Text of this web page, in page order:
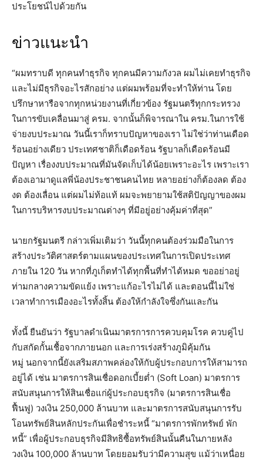
ประโยชน์ไปด้วยกัน
ข่าวแนะนำ
“ผมทราบดี ทุกคนทำธุรกิจ ทุกคนมีความกังวล ผมไม่เคยทำธุรกิจ
และไม่มีธุรกิจอะไรสักอย่าง แต่ผมพร้อมที่จะทำให้ท่าน โดย
ปรึกษาหารือจากทุกหน่วยงานที่เกี่ยวข้อง รัฐมนตรีทุกกระทรวง
ในการขับเคลื่อนมาสู่ ครม. จากนั้นก็พิจารณาใน ครม.ในการใช้
จ่ายงบประมาณ วันนี้เราก็ทราบปัญหาของเรา ไม่ใช่ว่าท่านเดือด
ร้อนอย่างเดียว ประเทศชาติก็เดือดร้อน รัฐบาลก็เดือดร้อนมี
ปัญหา เรื่องงบประมาณที่มันจัดเก็บได้น้อยเพราะอะไร เพราะเรา
ต้องเอามาดูแลพี่น้องประชาชนคนไทย หลายอย่างก็ต้องลด ต้อง
งด ต้องเลื่อน แต่ผมไม่ท้อแท้ ผมจะพยายามใช้สติปัญญาของผม
ในการบริหารงบประมาณต่างๆ ที่มีอยู่อย่างคุ้มค่าที่สุด”
นายกรัฐมนตรี กล่าวเพิ่มเติมว่า วันนี้ทุกคนต้องร่วมมือในการ
สร้างประวัติศาสตร์ตามแผนของประเทศในการเปิดประเทศ
ภายใน 120 วัน หากที่ภูเก็ตทำได้ทุกพื้นที่ทำได้หมด ขออย่าอยู่
ท่ามกลางความขัดแย้ง เพราะแก้อะไรไม่ได้ และตอนนี้ไม่ใช่
เวลาทำการเมืองอะไรทั้งสิ้น ต้องให้กำลังใจซึ่งกันและกัน
ทั้งนี้ ยืนยันว่า รัฐบาลดำเนินมาตรการการควบคุมโรค ควบคู่ไป
กับสกัดกั้นเชื้อจากภายนอก และการเร่งสร้างภูมิคุ้มกัน
หมู่ นอกจากนี้ยังเสริมสภาพคล่องให้กับผู้ประกอบการให้สามารถ
อยู่ได้ เช่น มาตรการสินเชื่อดอกเบี้ยต่ำ (Soft Loan) มาตรการ
สนับสนุนการให้สินเชื่อแก่ผู้ประกอบธุรกิจ (มาตรการสินเชื่อ
ฟื้นฟู) วงเงิน 250,000 ล้านบาท และมาตรการสนับสนุนการรับ
โอนทรัพย์สินหลักประกันเพื่อชำระหนี้ “มาตรการพักทรัพย์ พัก
หนี้” เพื่อผู้ประกอบธุรกิจมีสิทธิซื้อทรัพย์สินนั้นคืนในภายหลัง
วงเงิน 100,000 ล้านบาท โดยยอมรับว่ามีความสุข แม้ว่าเหนื่อย